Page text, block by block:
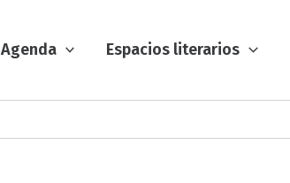
Agenda Espacios literarios